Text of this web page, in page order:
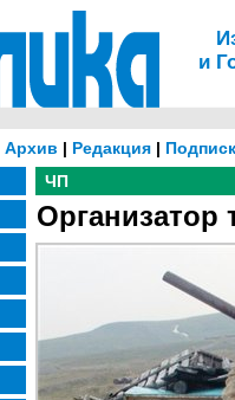
и
Архив | Редакция|
ЧП